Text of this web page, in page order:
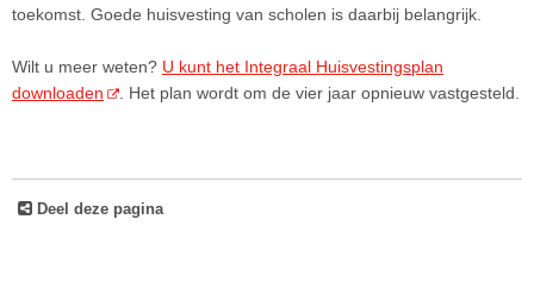
toekomst. Goede huisvesting van scholen is daarbij belangrijk.
Wilt u meer weten? U kunt het Integraal Huisvestingsplan
downloaden
. Het plan wordt om de vier jaar opnieuw vastgesteld.
Deel deze pagina